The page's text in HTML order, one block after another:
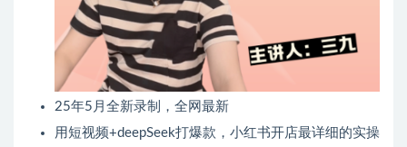
25年5月全新录制，全网最新
用短视频+deepSeek打爆款，小红书开店最详细的实操